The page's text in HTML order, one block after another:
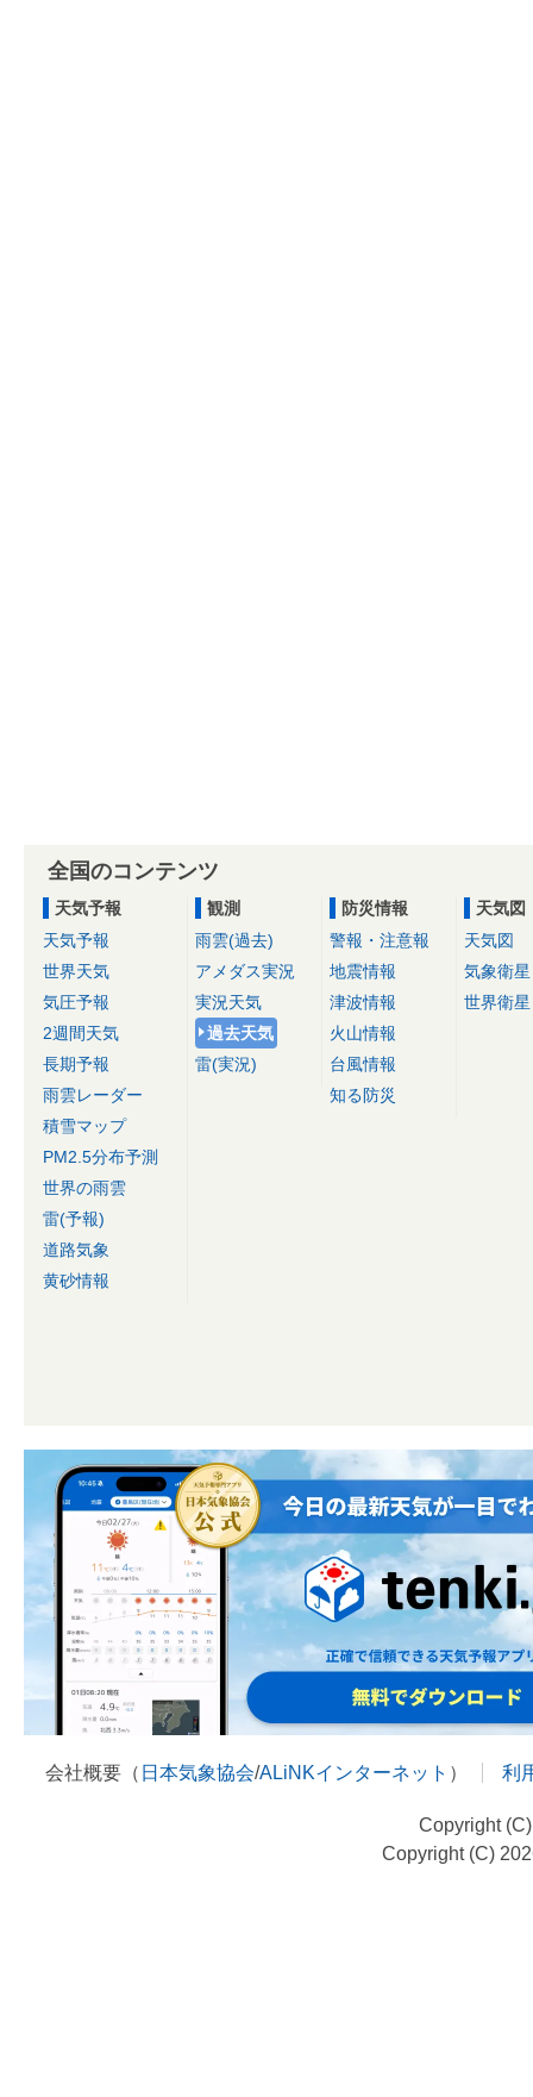
全国のコンテンツ
天気予報
天気予報
世界天気
気圧予報
2週間天気
長期予報
雨雲レーダー
積雪マップ
PM2.5分布予測
世界の雨雲
雷(予報)
道路気象
黄砂情報
観測
雨雲(過去)
アメダス実況
実況天気
過去天気
雷(実況)
防災情報
警報・注意報
地震情報
津波情報
火山情報
台風情報
知る防災
天気図
天気図
気象衛星
世界衛星
会社概要（ 日本気象協会/ALiNKインターネット ） 利
Copyright
Copyright (C)